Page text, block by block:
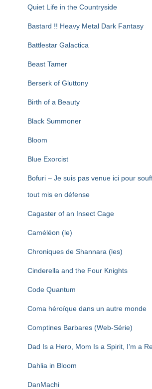
Quiet Life in the Countryside
Bastard !! Heavy Metal Dark Fantasy
Battlestar Galactica
Beast Tamer
Berserk of Gluttony
Birth of a Beauty
Black Summoner
Bloom
Blue Exorcist
Bofuri – Je suis pas venue ici pour
tout mis en défense
Cagaster of an Insect Cage
Caméléon (le)
Chroniques de Shannara (les)
Cinderella and the Four Knights
Code Quantum
Coma héroïque dans un autre monde
Comptines Barbares (Web-Série)
Dad Is a Hero, Mom Is a Spirit, I’m a
Dahlia in Bloom
DanMachi